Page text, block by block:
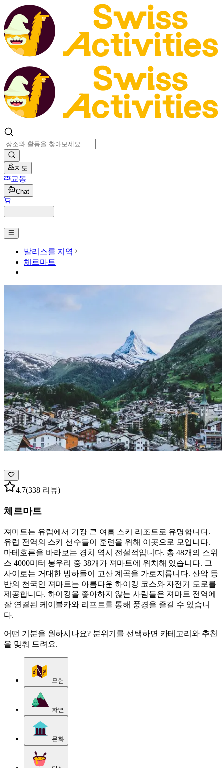
지도
교통
Chat
발리스를 지역
체르마트
4.7(338 리뷰)
체르마트
져마트는 유럽에서 가장 큰 여름 스키 리조트로 유명합니다.
유럽 전역의 스키 선수들이 훈련을 위해 이곳으로 모입니다.
마테호른을 바라보는 경치 역시 전설적입니다. 총 48개의 스위
스 4000미터 봉우리 중 38개가 져마트에 위치해 있습니다. 그
사이로는 거대한 빙하들이 고산 계곡을 가로지릅니다. 산악 등
반의 천국인 져마트는 아름다운 하이킹 코스와 자전거 도로를
제공합니다. 하이킹을 좋아하지 않는 사람들은 져마트 전역에
잘 연결된 케이블카와 리프트를 통해 풍경을 즐길 수 있습니
다.
어떤 기분을 원하시나요? 분위기를 선택하면 카테고리와 추천
을 맞춰 드려요.
모험
자연
문화